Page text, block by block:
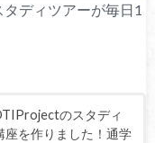
ディツアーが毎日1
のスタディ
座を作りました！通学